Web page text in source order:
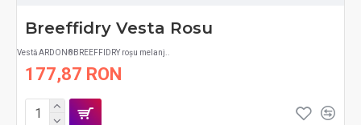
Breeffidry Vesta Rosu
Vestă ARDON®BREEFFIDRY roșu melanj..
177,87 RON